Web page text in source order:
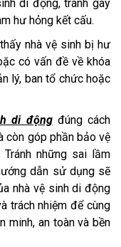
di động, tránh gây
hư hỏng kết cấu.
nhà vệ sinh bị hư
có vấn đề về khóa
lý, ban tổ chức hoặc
di độngđúng cách
còn góp phần bảo vệ
những sai lầm
dẫn sử dụng sẽ
nhà vệ sinh di động
trách nhiệm để cùng
minh, an toàn và bền